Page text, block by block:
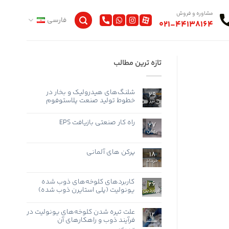
مشاوره و فروش
021-44138164 فارسی
تازه ترین مطالب
29
تیر
شلنگ‌های هیدرولیک و بخار در
خطوط تولید صنعت پلاستوفوم
برای
شلنگ‌های
خطوط
ثبت
نشده 27
بهمن
راه کار صنعتی بازیافت EPS
کار
نشده
18
خرداد
پرکن های آلمانی
پرکن
های
آلمانی
نشده
26
فروردین
کاربردهای کلوخه‌های ذوب شده
یونولیت (پلی استایرن ذوب شده)
برای
کاربردهای
کلوخه‌های
ذوب
ثبت
نشده 12
اسفند
علت تیره شدن کلوخه‌های یونولیت در
فرآیند ذوب و راهکارهای آن